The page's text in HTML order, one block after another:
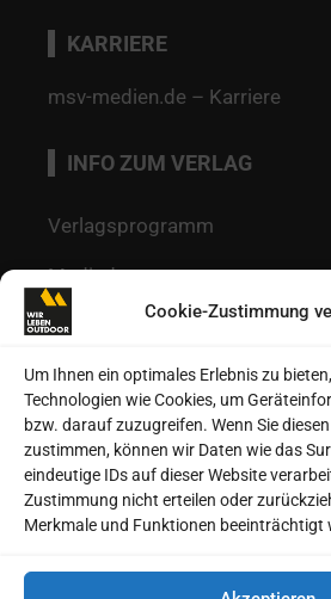
Cookie-Zustimmung
Um Ihnen ein optimales Erlebnis zu
Technologien wie Cookies, um
bzw. darauf zuzugreifen. Wenn Sie
zustimmen, können wir Daten wie das
eindeutige IDs auf dieser Website
Zustimmung nicht erteilen oder
Merkmale und Funktionen beeinträchtigt
KARRIERE
msv-medien.de – Karriere
INFO ZUM VERLAG
Verlagsprogramm
Mediadaten
Redaktion
Kontakt
Autoren
Datenschutz
Impressum
Heftarchive